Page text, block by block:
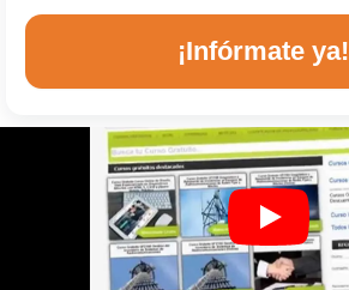
¡Infórmate ya!